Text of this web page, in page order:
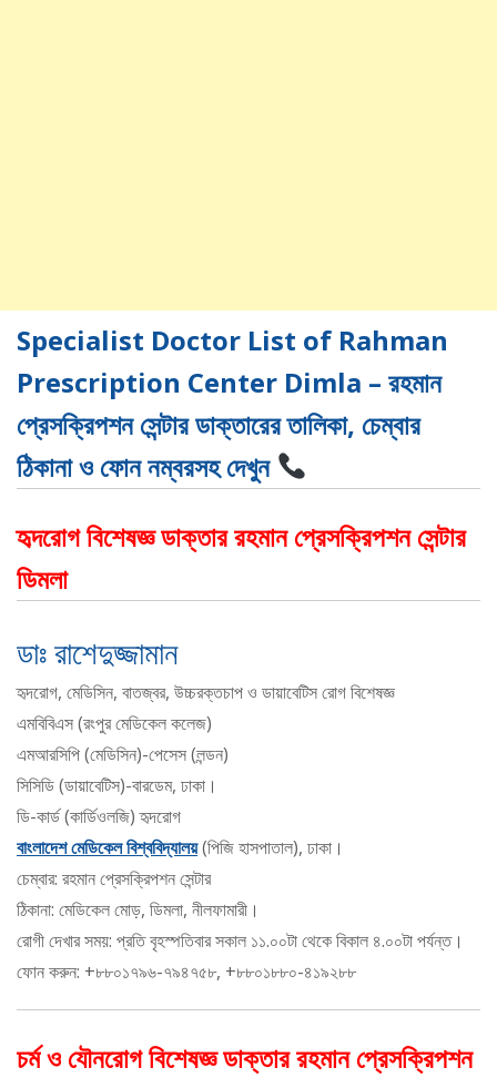
Specialist Doctor List of Rahman
Prescription Center Dimla – রহমান
প্রেসক্রিপশন সেন্টার ডাক্তারের তালিকা, চেম্বার
ঠিকানা ও ফোন নম্বরসহ দেখুন
হৃদরোগ বিশেষজ্ঞ ডাক্তার রহমান প্রেসক্রিপশন সেন্টার
ডিমলা
ডাঃ রাশেদুজ্জামান
হৃদরোগ, মেডিসিন, বাতজ্বর, উচ্চরক্তচাপ ও ডায়াবেটিস রোগ বিশেষজ্ঞ
এমবিবিএস (রংপুর মেডিকেল কলেজ)
এমআরসিপি (মেডিসিন)-পেসেস (লন্ডন)
সিসিডি (ডায়াবেটিস)-বারডেম, ঢাকা।
ডি-কার্ড (কার্ডিওলজি) হৃদরোগ
বাংলাদেশ মেডিকেল বিশ্ববিদ্যালয়(পিজি হাসপাতাল), ঢাকা।
চেম্বার: রহমান প্রেসক্রিপশন সেন্টার
ঠিকানা: মেডিকেল মোড়, ডিমলা, নীলফামারী।
রোগী দেখার সময়: প্রতি বৃহস্পতিবার সকাল ১১.০০টা থেকে বিকাল ৪.০০টা পর্যন্ত।
ফোন করুন: +৮৮০১৭৯৬-৭৯৪৭৫৮, +৮৮০১৮৮০-৪১৯২৮৮
চর্ম ও যৌনরোগ বিশেষজ্ঞ ডাক্তার রহমান প্রেসক্রিপশন